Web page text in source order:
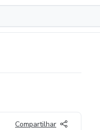
Compartilhar